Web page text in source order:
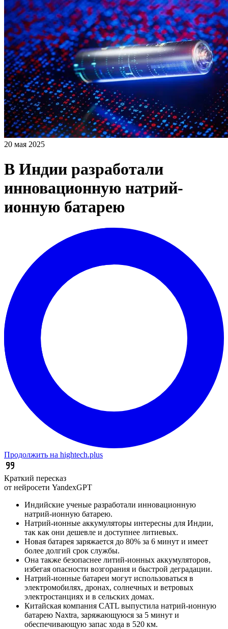
20 мая 2025
В Индии разработали
инновационную натрий-
ионную батарею
Продолжить на hightech.plus
Краткий пересказ
от нейросети YandexGPT
Индийские ученые разработали инновационную
натрий-ионную батарею.
Натрий-ионные аккумуляторы интересны для Индии,
так как они дешевле и доступнее литиевых.
Новая батарея заряжается до 80% за 6 минут и имеет
более долгий срок службы.
Она также безопаснее литий-ионных аккумуляторов,
избегая опасности возгорания и быстрой деградации.
Натрий-ионные батареи могут использоваться в
электромобилях, дронах, солнечных и ветровых
электростанциях и в сельских домах.
Китайская компания CATL выпустила натрий-ионную
батарею Naxtra, заряжающуюся за 5 минут и
обеспечивающую запас хода в 520 км.